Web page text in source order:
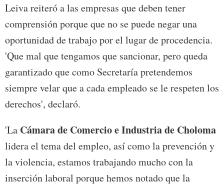
Leiva reiteró a las empresas que deben tener
comprensión porque que no se puede negar una
oportunidad de trabajo por el lugar de procedencia.
'Que mal que tengamos que sancionar, pero queda
garantizado que como Secretaría pretendemos
siempre velar que a cada empleado se le respeten los
derechos', declaró.
'La Cámara de Comercio e Industria de Choloma
lidera el tema del empleo, así como la prevención y
la violencia, estamos trabajando mucho con la
inserción laboral porque hemos notado que la